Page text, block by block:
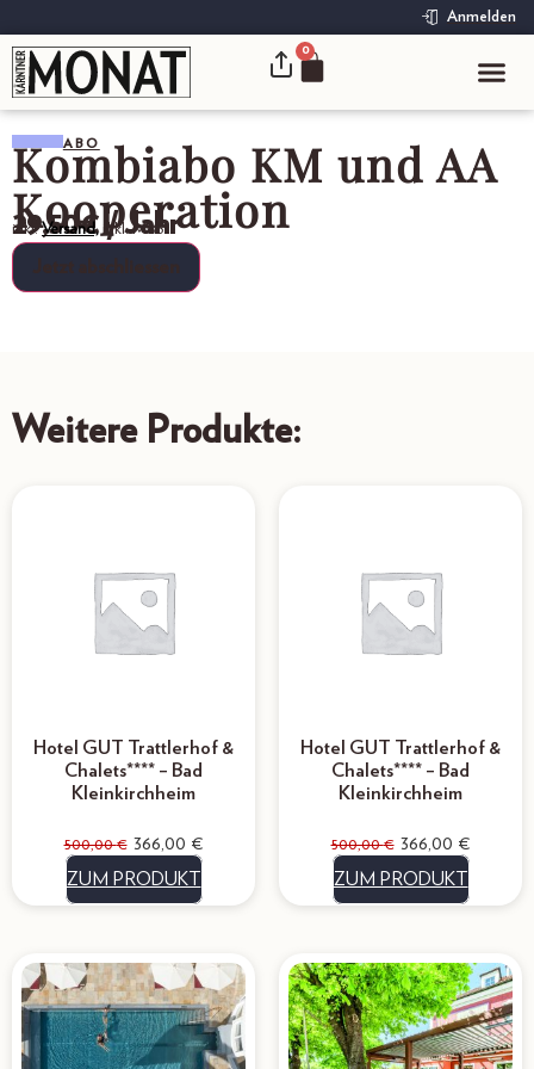
Anmelden
0
ABO
Kombiabo KM und AA
Kooperation
29,50€ / Jahr
inkl.Versand,inkl. MwSt.
Weitere Produkte:
Hotel GUT Trattlerhof &
Chalets**** – Bad
Kleinkirchheim
500,00€ 366,00 €
ZUM PRODUKT
Hotel GUT Trattlerhof &
Chalets**** – Bad
Kleinkirchheim
500,00€ 366,00 €
ZUM PRODUKT